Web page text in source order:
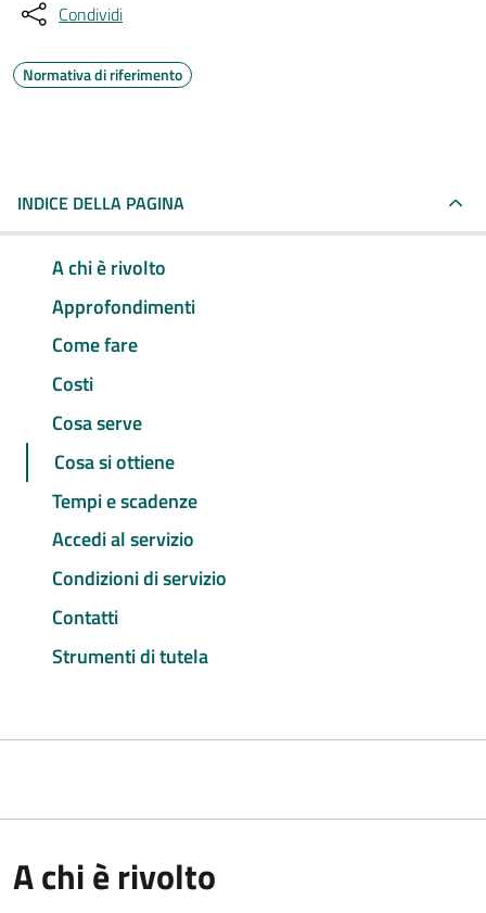
Condividi
Normativa di riferimento
INDICE DELLA PAGINA
A chi è rivolto
Approfondimenti
Come fare
Costi
Cosa serve
Cosa si ottiene
Tempi e scadenze
Accedi al servizio
Condizioni di servizio
Contatti
Strumenti di tutela
A chi è rivolto